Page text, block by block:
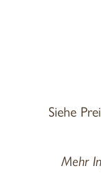
Siehe
Mehr